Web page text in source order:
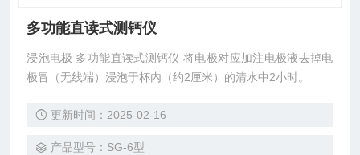
多功能直读式测钙仪
浸泡电极 多功能直读式测钙仪 将电极对应加注电极液去掉电
极冒（无线端）浸泡于杯内（约2厘米）的清水中2小时。
更新时间：2025-02-16
产品型号：SG-6型